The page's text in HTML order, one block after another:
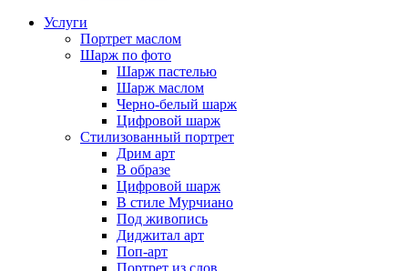
Услуги
Портрет маслом
Шарж по фото
Шарж пастелью
Шарж маслом
Черно-белый шарж
Цифровой шарж
Стилизованный портрет
Дрим арт
В образе
Цифровой шарж
В стиле Мурчиано
Под живопись
Диджитал арт
Поп-арт
Портрет из слов